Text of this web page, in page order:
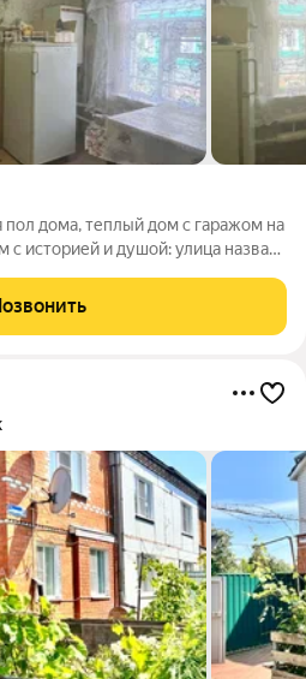
дома, теплый дом с гаражом на
историей и душой: улица названа
здесь. Коммуникации и